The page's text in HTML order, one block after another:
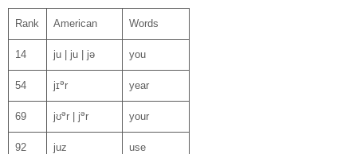
Rank American Words
14 ju | ju | jə you
54 jɪər year
69 jʊər | jər your
92 juz use